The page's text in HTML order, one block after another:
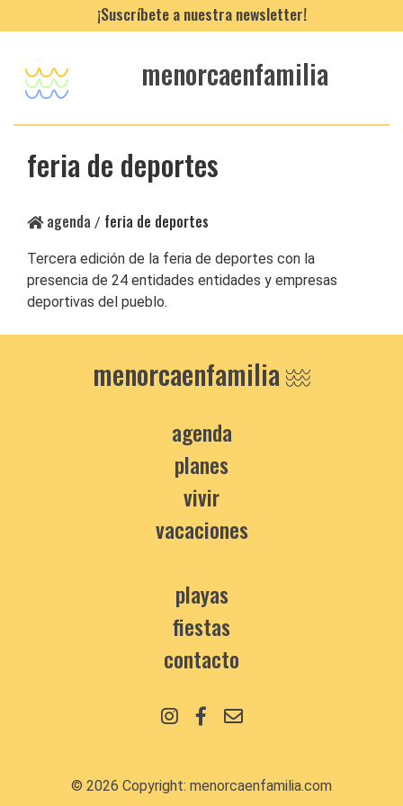
¡Suscríbete a nuestra newsletter!
menorcaenfamilia
feria de deportes
agenda / feria de deportes
Tercera edición de la feria de deportes con la
presencia de 24 entidades entidades y empresas
deportivas del pueblo.
menorcaenfamilia
agenda
planes
vivir
vacaciones
playas
fiestas
contacto
© 2026 Copyright: menorcaenfamilia.com